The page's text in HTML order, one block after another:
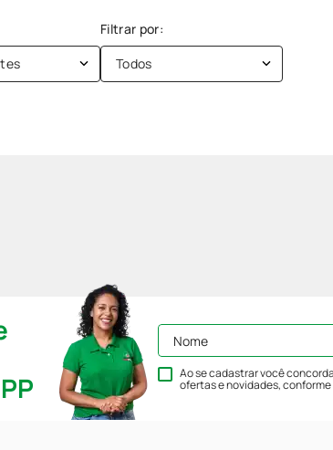
Todos
Ao se cadastrar você
ofertas e novidades, conforme